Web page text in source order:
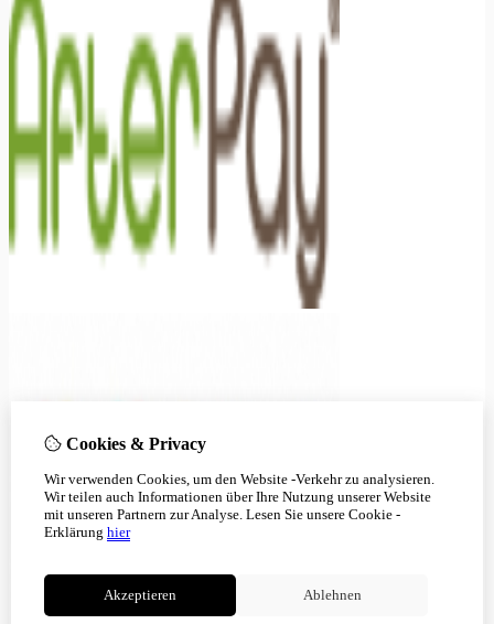
Cookies & Privacy
Wir verwenden Cookies, um den Website -Verkehr zu analysieren.
Wir teilen auch Informationen über Ihre Nutzung unserer Website
mit unseren Partnern zur Analyse. Lesen Sie unsere Cookie -
Erklärung hier
Akzeptieren Ablehnen